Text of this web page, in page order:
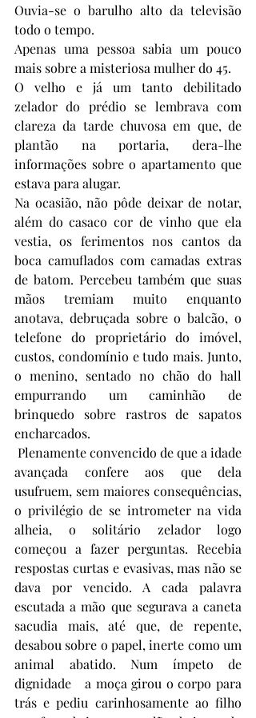
Ouvia-se o barulho alto da televisão
todo o tempo.
Apenas uma pessoa sabia um pouco
mais sobre a misteriosa mulher do 45.
O velho e já um tanto debilitado
zelador do prédio se lembrava com
clareza da tarde chuvosa em que, de
plantão na portaria, dera-lhe
informações sobre o apartamento que
estava para alugar.
Na ocasião, não pôde deixar de notar,
além do casaco cor de vinho que ela
vestia, os ferimentos nos cantos da
boca camuflados com camadas extras
de batom. Percebeu também que suas
mãos tremiam muito enquanto
anotava, debruçada sobre o balcão, o
telefone do proprietário do imóvel,
custos, condomínio e tudo mais. Junto,
o menino, sentado no chão do hall
empurrando um caminhão de
brinquedo sobre rastros de sapatos
encharcados.
Plenamente convencido de que a idade
avançada confere aos que dela
usufruem, sem maiores consequências,
o privilégio de se intrometer na vida
alheia, o solitário zelador logo
começou a fazer perguntas. Recebia
respostas curtas e evasivas, mas não se
dava por vencido. A cada palavra
escutada a mão que segurava a caneta
sacudia mais, até que, de repente,
desabou sobre o papel, inerte como um
animal abatido. Num ímpeto de
dignidade   a moça girou o corpo para
trás e pediu carinhosamente ao filho